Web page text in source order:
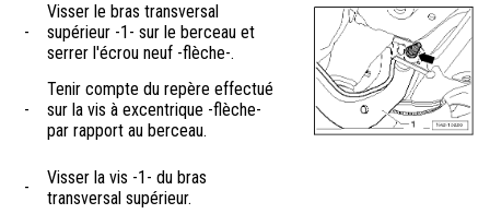
-
Visser le bras transversal
supérieur -1- sur le berceau et
serrer l'écrou neuf -flèche-.
-
Tenir compte du repère effectué
sur la vis à excentrique -flèche-
par rapport au berceau.
-
Visser la vis -1- du bras
transversal supérieur.